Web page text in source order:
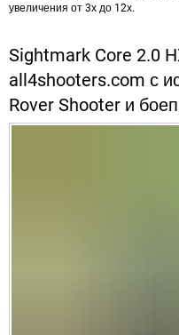
увеличения от 3х до 12х.
Sightmark Core 2.0
all4shooters.com с
Rover Shooter и